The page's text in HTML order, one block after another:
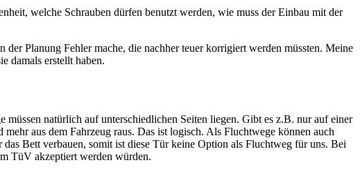
welche Schrauben dürfen benutzt werden, wie muss der Einbau mit der
Planung Fehler mache, die nachher teuer korrigiert werden müssten. Meine
damals erstellt haben.
natürlich auf unterschiedlichen Seiten liegen. Gibt es z.B. nur auf einer
aus dem Fahrzeug raus. Das ist logisch. Als Fluchtwege können auch
Bett verbauen, somit ist diese Tür keine Option als Fluchtweg für uns. Bei
TüV akzeptiert werden würden.